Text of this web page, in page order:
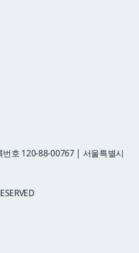
호 120-88-00767 | 서울특별시